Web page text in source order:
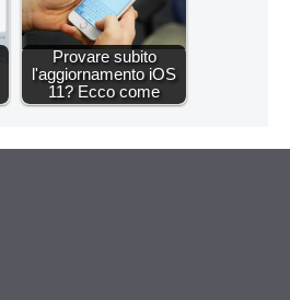
Provare subito
l'aggiornamento iOS
11? Ecco come